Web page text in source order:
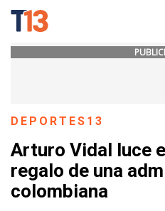
DEPORTES13
Arturo Vidal luce
regalo de una
colombiana